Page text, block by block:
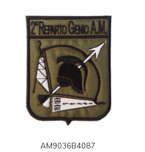
AM9036B4087